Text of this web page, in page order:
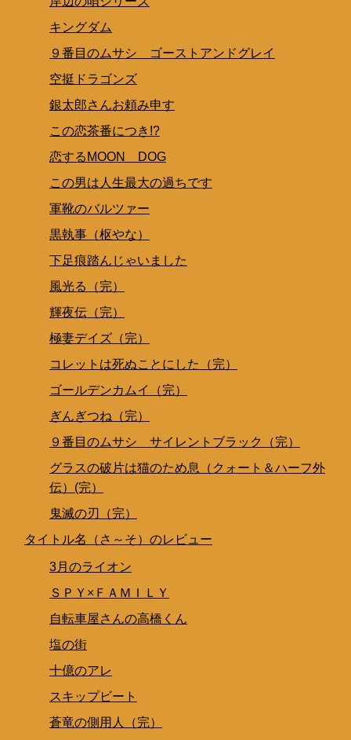
キングダム
９番目のムサシ ゴーストアンドグレイ
空挺ドラゴンズ
銀太郎さんお頼み申す
この恋茶番につき!?
恋するMOON DOG
この男は人生最大の過ちです
軍靴のバルツァー
黒執事（枢やな）
下足痕踏んじゃいました
風光る（完）
輝夜伝（完）
極妻デイズ（完）
コレットは死ぬことにした（完）
ゴールデンカムイ（完）
ぎんぎつね（完）
９番目のムサシ サイレントブラック（完）
グラスの破片は猫のため息（クォート＆ハーフ外
伝）(完）
鬼滅の刃（完）
タイトル名（さ～そ）のレビュー
3月のライオン
ＳＰＹ×ＦＡＭＩＬＹ
自転車屋さんの高橋くん
塩の街
十億のアレ
スキップビート
蒼竜の側用人（完）